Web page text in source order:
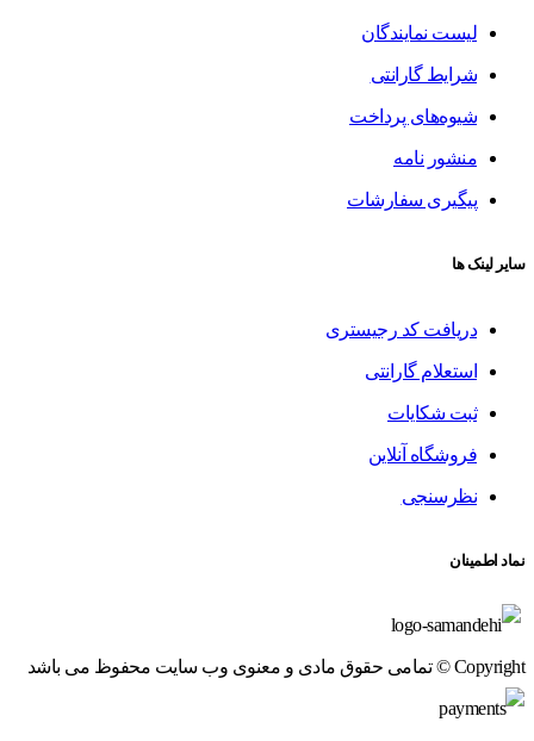
لیست نمایندگان
شرایط گارانتی
شیوه‌های پرداخت
منشور نامه
پیگیری سفارشات
سایر لینک ها
دریافت کد رجیستری
استعلام گارانتی
ثبت شکایات
فروشگاه آنلاین
نظرسنجی
نماد اطمینان
Copyright © تمامی حقوق مادی و معنوی وب سایت محفوظ می باشد